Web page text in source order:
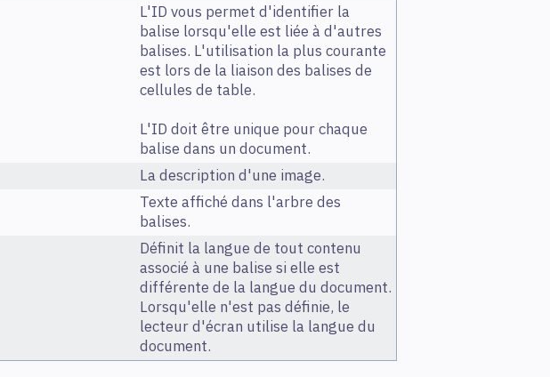
L'ID vous permet d'identifier la
balise lorsqu'elle est liée à d'autres
balises. L'utilisation la plus courante
est lors de la liaison des balises de
cellules de table.
L'ID doit être unique pour chaque
balise dans un document.
La description d'une image.
Texte affiché dans l'arbre des
balises.
Définit la langue de tout contenu
associé à une balise si elle est
différente de la langue du document.
Lorsqu'elle n'est pas définie, le
lecteur d'écran utilise la langue du
document.